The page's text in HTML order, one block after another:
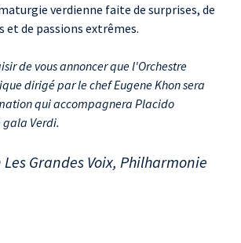
?...
Vèpres
lui...
Traviata
Don
verdienne faite de surprises, de
et de passions extrêmes.
de vous annoncer que l'Orchestre
dirigé par le chef Eugene Khon sera
qui accompagnera Placido
gala Verdi.
Grandes Voix, Philharmonie